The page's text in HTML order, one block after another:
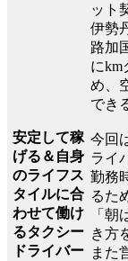
安定して稼
げる＆自身
のライフス
タイルに合
わせて働け
るタクシー
ドライバー
ット
伊勢
路加
にkm
め、
でき
今回
ライ
勤務
るた
「
き方
また